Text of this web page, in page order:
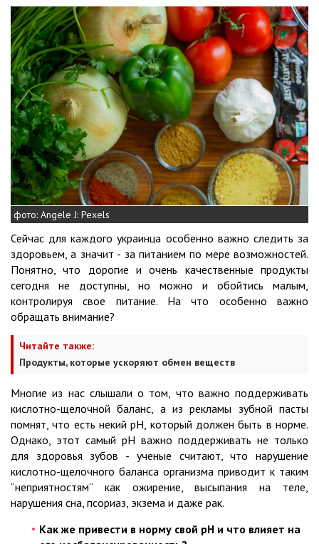
фото: Angele J: Pexels
Сейчас для каждого украинца особенно важно следить за
здоровьем, а значит - за питанием по мере возможностей.
Понятно, что дорогие и очень качественные продукты
сегодня не доступны, но можно и обойтись малым,
контролируя свое питание. На что особенно важно
обращать внимание?
Читайте также:
Продукты, которые ускоряют обмен веществ
Многие из нас слышали о том, что важно поддерживать
кислотно-щелочной баланс, а из рекламы зубной пасты
помнят, что есть некий pH, который должен быть в норме.
Однако, этот самый pH важно поддерживать не только
для здоровья зубов - ученые считают, что нарушение
кислотно-щелочного баланса организма приводит к таким
“неприятностям“ как ожирение, высыпания на теле,
нарушения сна, псориаз, экзема и даже рак.
Как же привести в норму свой pH и что влияет на